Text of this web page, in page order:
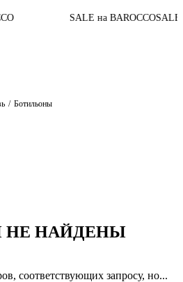
SALE на BAROCCOSALE
Ботильоны
НЕ НАЙДЕНЫ
соответствующих запросу, но...